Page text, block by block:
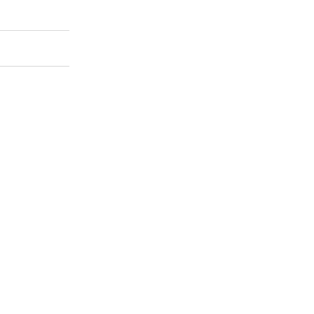
EN “LA CALESITA”
PROMOVIENDO MÁS EDUCACIÓN VIAL EN NUESTRA